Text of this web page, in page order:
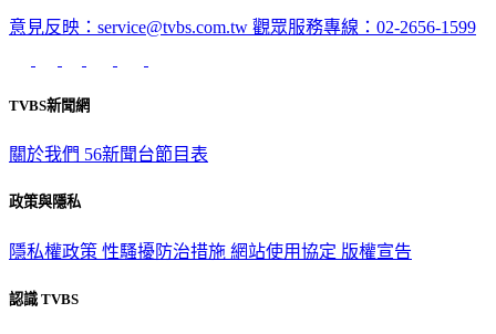
意見反映：service@tvbs.com.tw 觀眾服務專線：02-2656-1599
TVBS新聞網
關於我們 56新聞台節目表
政策與隱私
隱私權政策 性騷擾防治措施 網站使用協定 版權宣告
認識 TVBS